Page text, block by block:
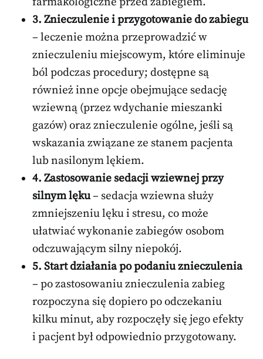
3. Znieczulenie i przygotowanie do zabiegu
– leczenie można przeprowadzić w
znieczuleniu miejscowym, które eliminuje
ból podczas procedury; dostępne są
również inne opcje obejmujące sedację
wziewną (przez wdychanie mieszanki
gazów) oraz znieczulenie ogólne, jeśli są
wskazania związane ze stanem pacjenta
lub nasilonym lękiem.
4. Zastosowanie sedacji wziewnej przy
silnym lęku– sedacja wziewna służy
zmniejszeniu lęku i stresu, co może
ułatwiać wykonanie zabiegów osobom
odczuwającym silny niepokój.
5. Start działania po podaniu znieczulenia
– po zastosowaniu znieczulenia zabieg
rozpoczyna się dopiero po odczekaniu
kilku minut, aby rozpoczęły się jego efekty
i pacjent był odpowiednio przygotowany.